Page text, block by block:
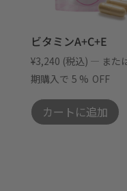
ビタミンA+C+E
¥3,240 (税込) — また
期購入で 5 % OFF
カートに追加